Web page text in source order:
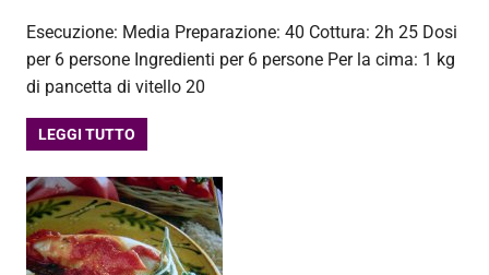
Esecuzione: Media Preparazione: 40 Cottura: 2h 25 Dosi
per 6 persone Ingredienti per 6 persone Per la cima: 1 kg
di pancetta di vitello 20
LEGGI TUTTO